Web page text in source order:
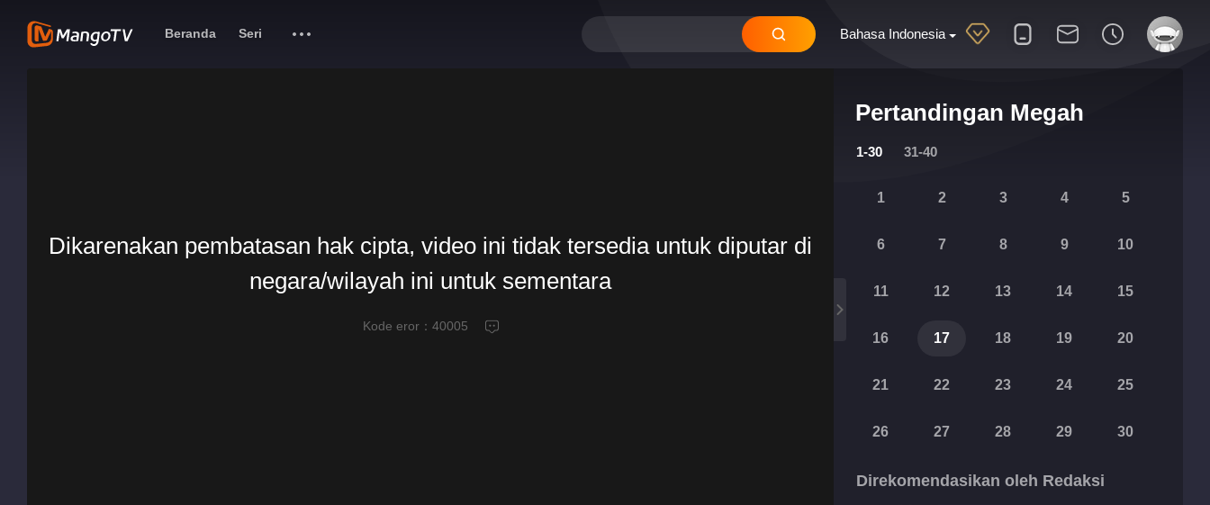
Bahasa Indonesia
Beranda Seri
Pertandingan Megah
1-30 31-40
1 2 3 4 5
6 7 8 9 10
11 12 13 14 15
16 17 18 19 20
21 22 23 24 25
26 27 28 29 30
Direkomendasikan oleh Redaksi
Dikarenakan pembatasan hak cipta, video ini tidak tersedia untuk diputar di
negara/wilayah ini untuk sementara
Kode eror： 40005